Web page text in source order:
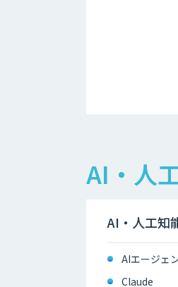
AI・人
AI・人工知
AIエージェ
Claude